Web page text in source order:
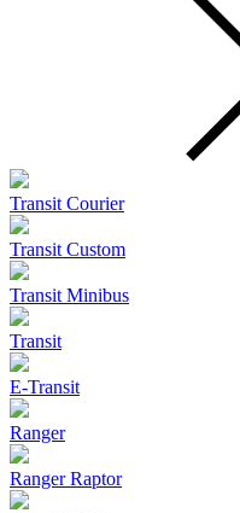
Transit Courier
Transit Custom
Transit Minibus
Transit
E-Transit
Ranger
Ranger Raptor